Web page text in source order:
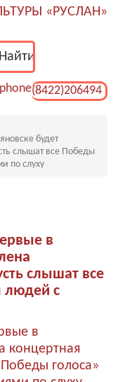
«РУСЛАН»
(8422)206494
будет
слышат все Победы
по слуху
в
слышат все
людей с